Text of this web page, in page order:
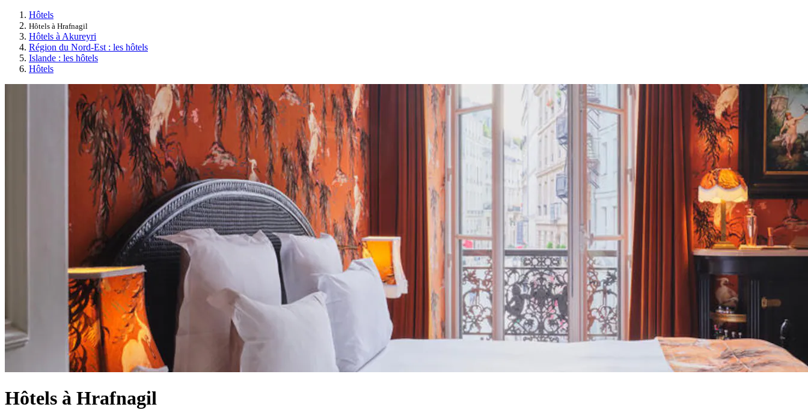
Hôtels
Hôtels à Hrafnagil
Hôtels à Akureyri
Région du Nord-Est : les hôtels
Islande : les hôtels
Hôtels
Hôtels à Hrafnagil